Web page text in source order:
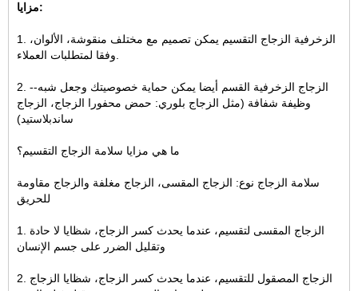
مزايا:
1. الزخرفية الزجاج التقسيم يمكن تصميم مع مختلف منقوشة، الألوان،
وفقا لمتطلبات العملاء.
2. الزجاج الزخرفية القسم أيضا يمكن حماية خصوصيتك وجعل شبه--
وظيفة شفافة (مثل الزجاج بلوري: حمض محفورا الزجاج، الزجاج
ساندبلاستيد)
سلامة الزجاج نوع: الزجاج المقسى، الزجاج مغلفة والزجاج مقاومة
للحريق
1. الزجاج المقسى لتقسيم، عندما يحدث كسر الزجاج، شظايا لا حادة
2. الزجاج المصقول للتقسيم، عندما يحدث كسر الزجاج، شظايا الزجاج